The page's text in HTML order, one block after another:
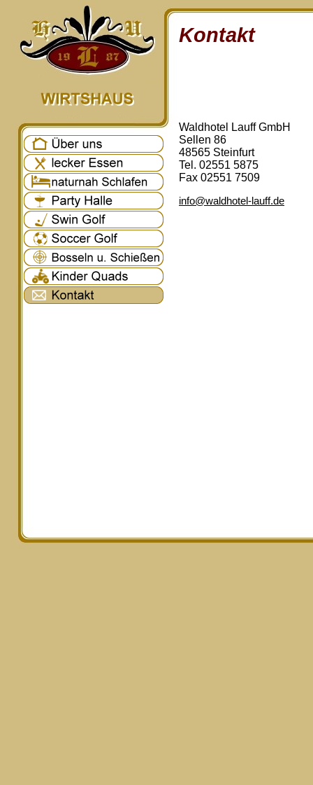
Kontakt
Waldhotel Lauff GmbH
Sellen 86
48565 Steinfurt
Tel. 02551 5875
Fax 02551 7509
info@waldhotel-lauff.de